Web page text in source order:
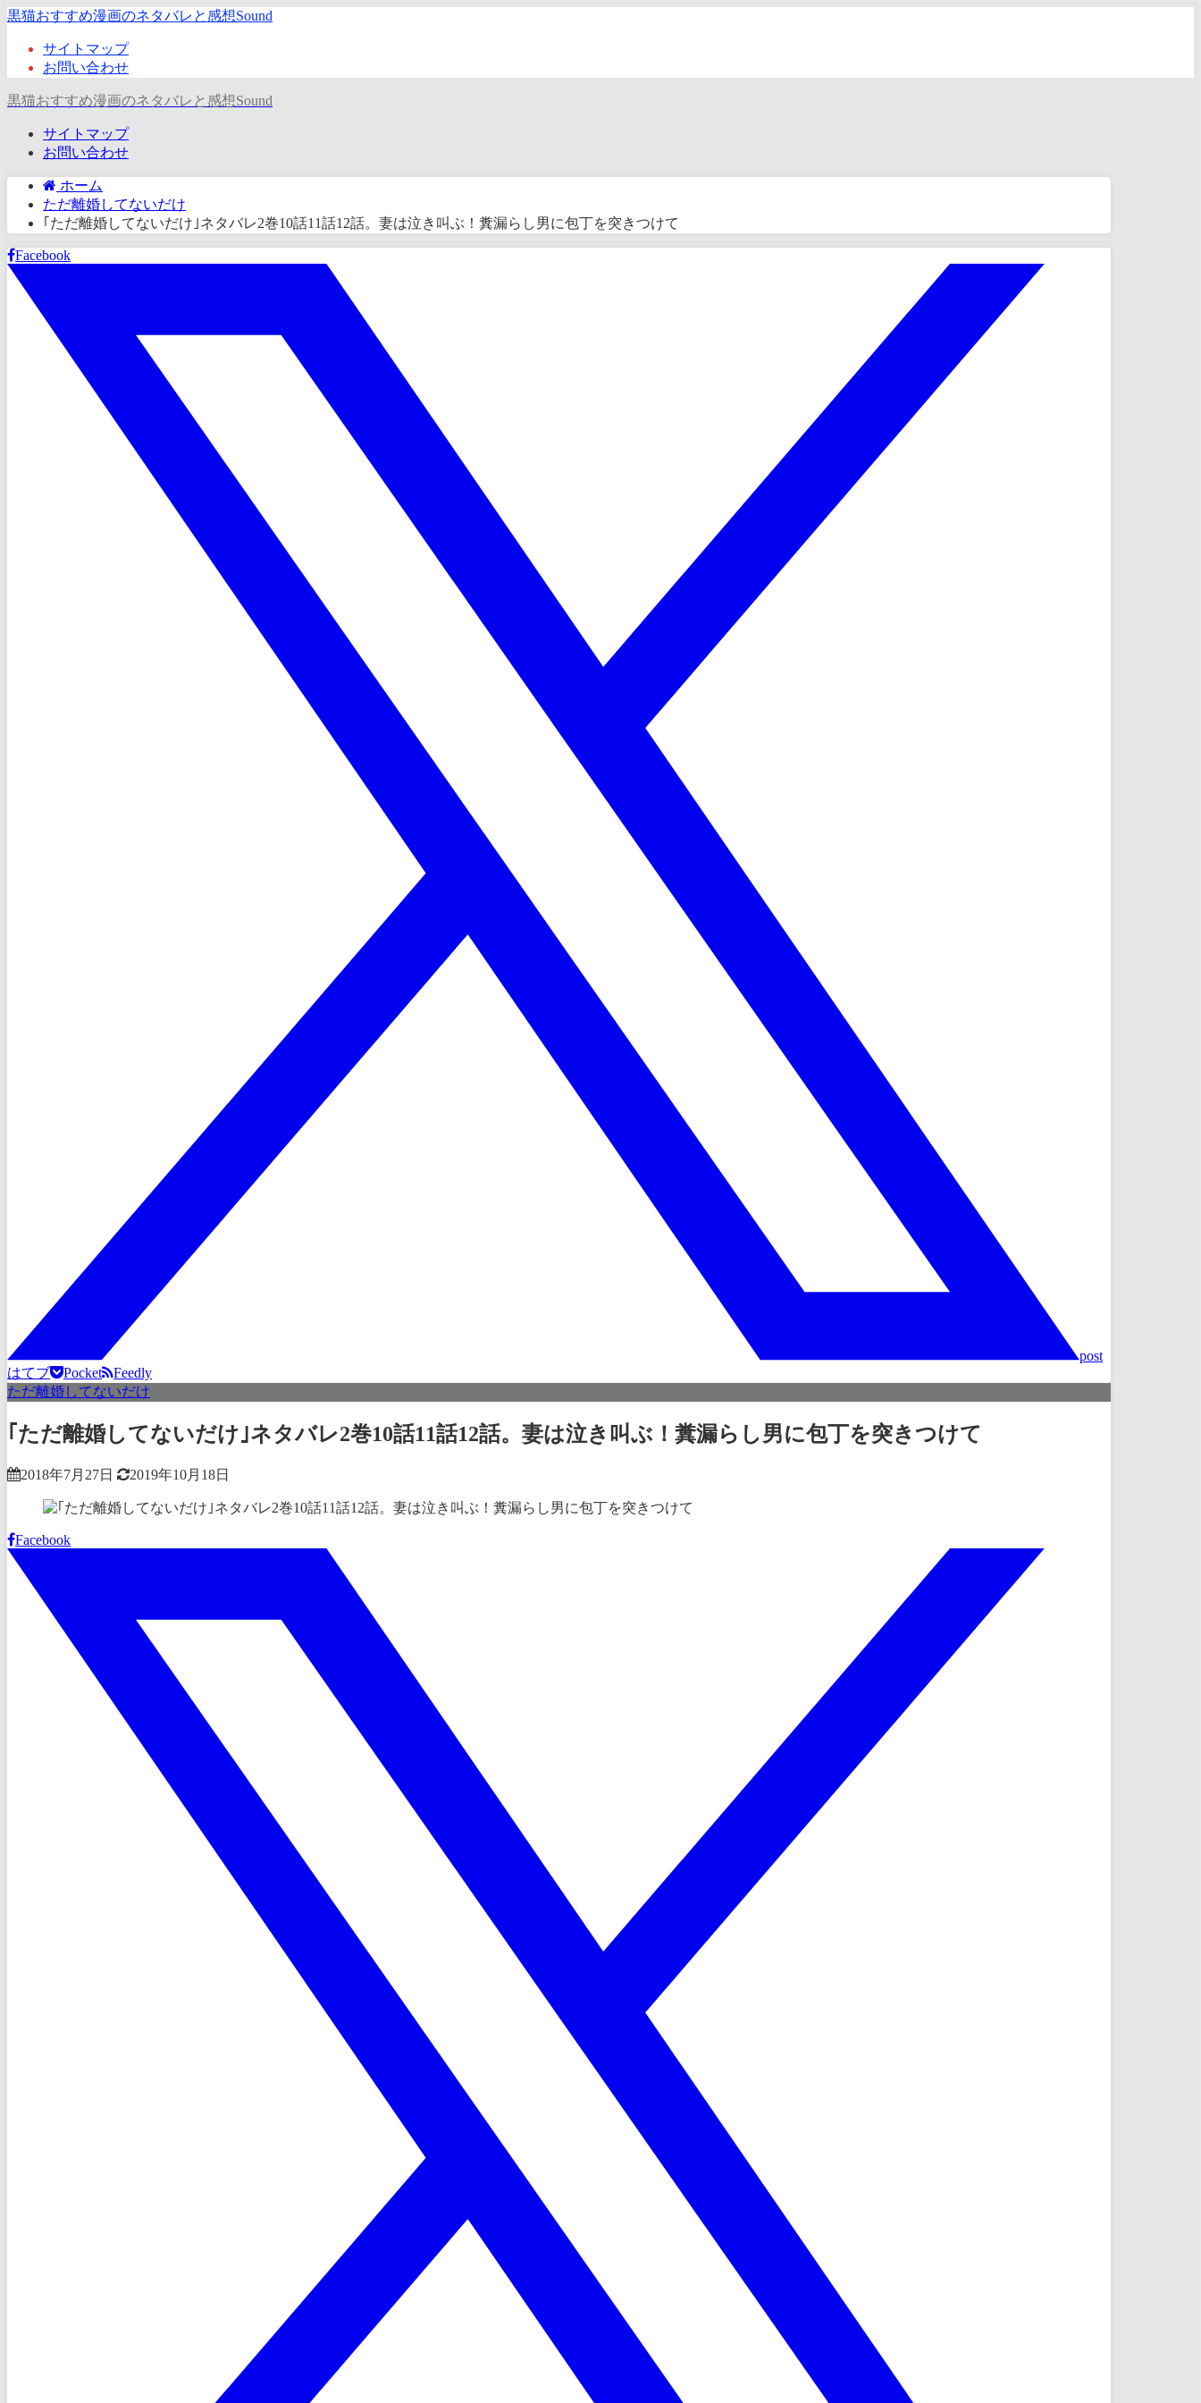
黒猫おすすめ漫画のネタバレと感想Sound
サイトマップ
お問い合わせ
黒猫おすすめ漫画のネタバレと感想Sound
サイトマップ
お問い合わせ
ホーム
ただ離婚してないだけ
｢ただ離婚してないだけ｣ネタバレ2巻10話11話12話。妻は泣き叫ぶ！糞漏らし男に包丁を突きつけて
Facebook
post
はてブ
Pocket
Feedly
ただ離婚してないだけ
｢ただ離婚してないだけ｣ネタバレ2巻10話11話12話。妻は泣き叫ぶ！糞漏らし男に包丁を突きつけて
2018年7月27日 2019年10月18日
Facebook